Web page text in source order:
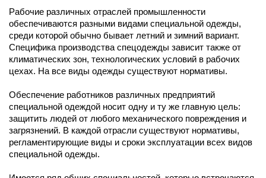
Рабочие различных отраслей промышленности
обеспечиваются разными видами специальной одежды,
среди которой обычно бывает летний и зимний вариант.
Специфика производства спецодежды зависит также от
климатических зон, технологических условий в рабочих
цехах. На все виды одежды существуют нормативы.
Обеспечение работников различных предприятий
специальной одеждой носит одну и ту же главную цель:
защитить людей от любого механического повреждения и
загрязнений. В каждой отрасли существуют нормативы,
регламентирующие виды и сроки эксплуатации всех видов
специальной одежды.